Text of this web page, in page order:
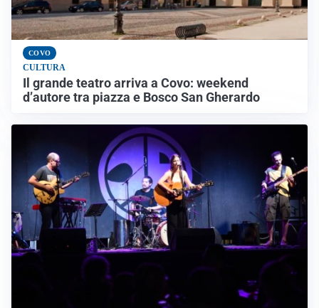
COVO
CULTURA
Il grande teatro arriva a Covo: weekend
d’autore tra piazza e Bosco San Gherardo